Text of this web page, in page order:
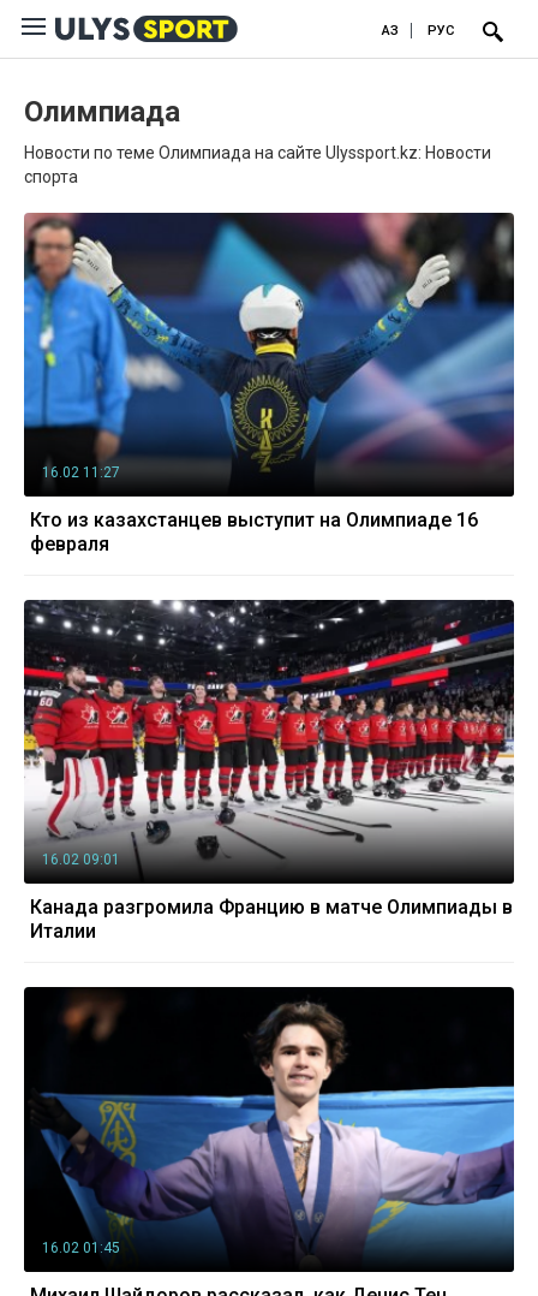
ҚАЗ РУС
Олимпиада
Новости по теме Олимпиада на сайте Ulyssport.kz: Новости
спорта
16.02 11:27
Кто из казахстанцев выступит на Олимпиаде 16
февраля
16.02 09:01
Канада разгромила Францию в матче Олимпиады в
Италии
16.02 01:45